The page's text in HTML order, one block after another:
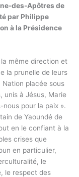
des-Apôtres de
par Philippe
à la Présidence
même direction et
la prunelle de leurs
placée sous
unis à Jésus, Marie
pour la paix ».
de Yaoundé de
en le confiant à la
crises que
en particulier,
le
le respect des